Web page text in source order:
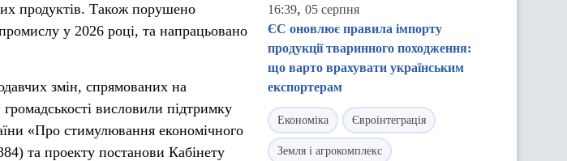
продуктів. Також порушено
у 2026 році, та напрацьовано
змін, спрямованих на
висловили підтримку
«Про стимулювання економічного
та проекту постанови Кабінету
16:39, 05 серпня
ЄС оновлює правила імпорту
продукції тваринного походження:
що варто врахувати українським
експортерам
Економіка Євроінтеграція
Земля і агрокомплекс